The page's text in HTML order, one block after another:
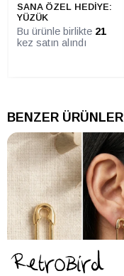
SANA ÖZEL HEDİYE:
YÜZÜK
Bu ürünle birlikte 21
kez satın alındı
BENZER ÜRÜNLER